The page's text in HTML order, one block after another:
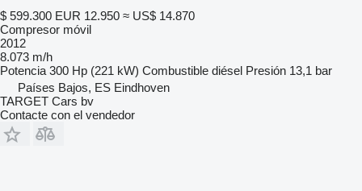
$ 599.300 EUR 12.950 ≈ US$ 14.870
Compresor móvil
2012
8.073 m/h
Potencia 300 Hp (221 kW) Combustible diésel Presión 13,1 bar
Países Bajos, ES Eindhoven
TARGET Cars bv
Contacte con el vendedor